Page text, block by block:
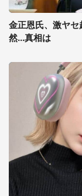
金正恩氏、激ヤ
然...真相は